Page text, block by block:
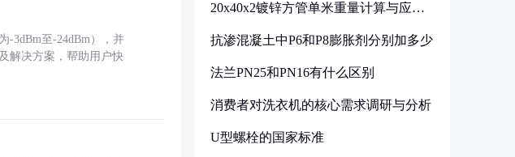
-3dBm至-24dBm），并
解决方案，帮助用户快
20x40x2镀锌方管单米重量计算与应用
抗渗混凝土中P6和P8膨胀剂分别加多少
法兰PN25和PN16有什么区别
消费者对洗衣机的核心需求调研与分析
U型螺栓的国家标准